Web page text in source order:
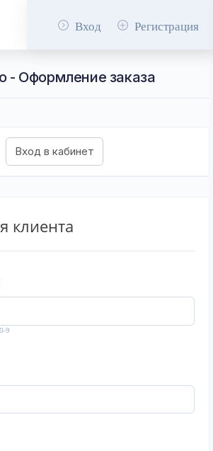
Вход Регистрация
- Оформление заказа
клиента
9